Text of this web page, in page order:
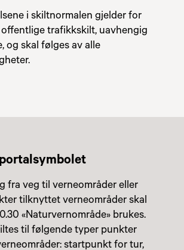
i skiltnormalen gjelder for
trafikkskilt, uavhengig
og skal følges av alle
fra veg til verneområder eller
tilknyttet verneområder skal
«Naturvernområde» brukes.
til følgende typer punkter
startpunkt for tur,